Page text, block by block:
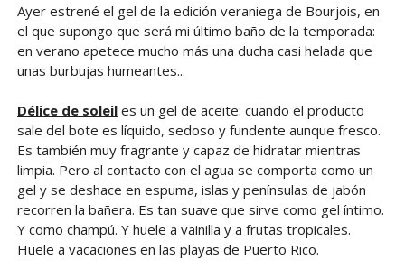
Ayer estrené el gel de la edición veraniega de Bourjois, en
el que supongo que será mi último baño de la temporada:
en verano apetece mucho más una ducha casi helada que
unas burbujas humeantes...
Délice de soleiles un gel de aceite: cuando el producto
sale del bote es líquido, sedoso y fundente aunque fresco.
Es también muy fragrante y capaz de hidratar mientras
limpia. Pero al contacto con el agua se comporta como un
gel y se deshace en espuma, islas y penínsulas de jabón
recorren la bañera. Es tan suave que sirve como gel íntimo.
Y como champú. Y huele a vainilla y a frutas tropicales.
Huele a vacaciones en las playas de Puerto Rico.